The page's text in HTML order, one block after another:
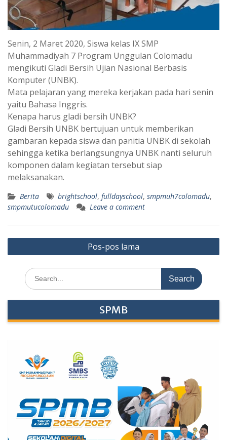
Senin, 2 Maret 2020, Siswa kelas IX SMP
Muhammadiyah 7 Program Unggulan Colomadu
mengikuti Gladi Bersih Ujian Nasional Berbasis
Komputer (UNBK).
Mata pelajaran yang mereka kerjakan pada hari senin
yaitu Bahasa Inggris.
Kenapa harus gladi bersih UNBK?
Gladi Bersih UNBK bertujuan untuk memberikan
gambaran kepada siswa dan panitia UNBK di sekolah
sehingga ketika berlangsungnya UNBK nanti seluruh
komponen dalam kegiatan tersebut siap
melaksanakan.
Berita brightschool, fulldayschool, smpmuh7colomadu,
smpmutucolomadu
Leave a comment
Navigasi
pos
Pos-pos lama
Search
for:
SPMB